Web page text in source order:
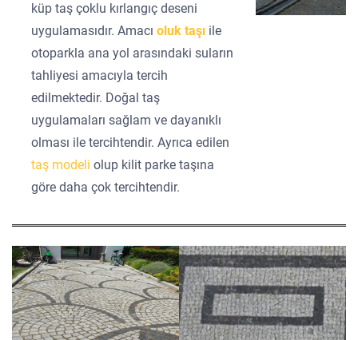
küp taş çoklu kırlangıç deseni
uygulamasıdır. Amacıoluk taşı ile
otoparkla ana yol arasındaki suların
tahliyesi amacıyla tercih
edilmektedir. Doğal taş
uygulamaları sağlam ve dayanıklı
olması ile tercihtendir. Ayrıca edilen
taş modeliolup kilit parke taşına
göre daha çok tercihtendir.